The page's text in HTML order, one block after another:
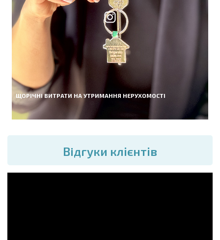
ЩОРІЧНІ ВИТРАТИ НА УТРИМАННЯ НЕРУХОМОСТІ
Вiдгуки клієнтів